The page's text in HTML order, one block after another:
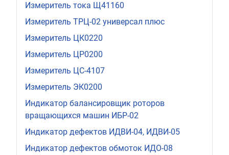
Измеритель тока Щ41160
Измеритель ТРЦ-02 универсал плюс
Измеритель ЦК0220
Измеритель ЦР0200
Измеритель ЦС-4107
Измеритель ЭК0200
Индикатор балансировщик роторов
вращающихся машин ИБР-02
Индикатор дефектов ИДВИ-04, ИДВИ-05
Индикатор дефектов обмоток ИДО-08